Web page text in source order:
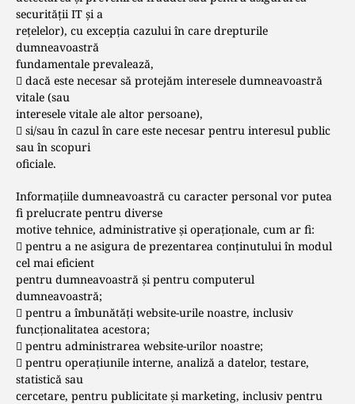
securității IT și a
rețelelor), cu excepția cazului în care drepturile
dumneavoastră
fundamentale prevalează,
 dacă este necesar să protejăm interesele dumneavoastră
vitale (sau
interesele vitale ale altor persoane),
 si/sau în cazul în care este necesar pentru interesul public
sau în scopuri
oficiale.
Informațiile dumneavoastră cu caracter personal vor putea
fi prelucrate pentru diverse
motive tehnice, administrative și operaționale, cum ar fi:
 pentru a ne asigura de prezentarea conținutului în modul
cel mai eficient
pentru dumneavoastră și pentru computerul
dumneavoastră;
 pentru a îmbunătăți website-urile noastre, inclusiv
funcționalitatea acestora;
 pentru administrarea website-urilor noastre;
 pentru operațiunile interne, analiză a datelor, testare,
statistică sau
cercetare, pentru publicitate și marketing, inclusiv pentru